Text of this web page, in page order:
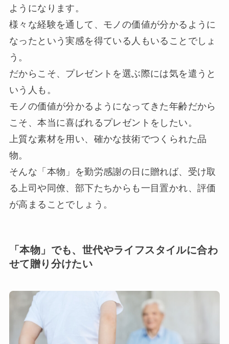
ようになります。
様々な経験を通して、モノの価値が分かるように
なったという実感を得ている人もいることでしょ
う。
だからこそ、プレゼントを選ぶ際には気を遣うと
いう人も。
モノの価値が分かるようになってきた年齢だから
こそ、本当に喜ばれるプレゼントをしたい。
上質な素材を用い、確かな技術でつくられた品
物。
そんな「本物」を勤労感謝の日に贈れば、受け取
る上司や同僚、部下たちからも一目置かれ、評価
が高まることでしょう。
「本物」でも、世代やライフスタイルに合わ
せて贈り分けたい